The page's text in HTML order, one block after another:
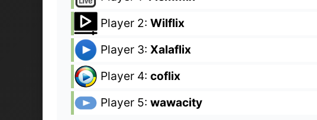
Player 2: Wilflix
Player 3: Xalaflix
Player 4: coflix
Player 5: wawacity